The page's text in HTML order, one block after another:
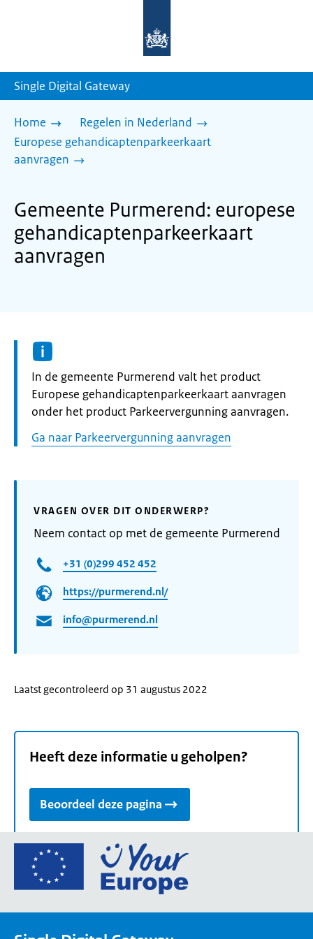
homepage
Single Digital Gateway
Home
Regelen in Nederland
Europese gehandicaptenparkeerkaart
aanvragen
Gemeente Purmerend: europese
gehandicaptenparkeerkaart
aanvragen
Informatie:
In de gemeente Purmerend valt het product
Europese gehandicaptenparkeerkaart aanvragen
onder het product Parkeervergunning aanvragen.
Ga naar Parkeervergunning aanvragen
VRAGEN OVER DIT ONDERWERP?
Neem contact op met de gemeente Purmerend
+31 (0)299 452 452
https://purmerend.nl/
info@purmerend.nl
Laatst gecontroleerd op 31 augustus 2022
Heeft deze informatie u geholpen?
Beoordeel deze pagina
Ga
de